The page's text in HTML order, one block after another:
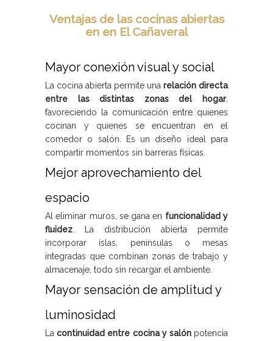
Ventajas de las cocinas abiertas
en en El Cañaveral
Mayor conexión visual y social
La cocina abierta permite una relación directa
entre las distintas zonas del hogar,
favoreciendo la comunicación entre quienes
cocinan y quienes se encuentran en el
comedor o salón. Es un diseño ideal para
compartir momentos sin barreras físicas.
Mejor aprovechamiento del
espacio
Al eliminar muros, se gana en funcionalidad y
fluidez . La distribución abierta permite
incorporar islas, penínsulas o mesas
integradas que combinan zonas de trabajo y
almacenaje, todo sin recargar el ambiente.
Mayor sensación de amplitud y
luminosidad
Lacontinuidad entre cocina y salónpotencia